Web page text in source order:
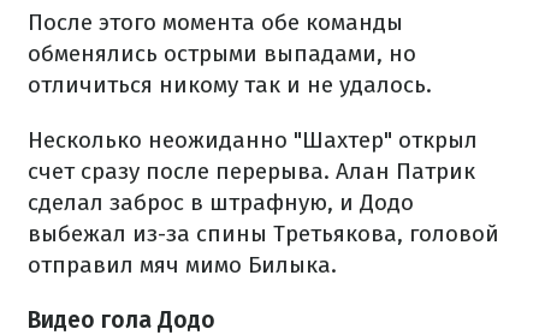
После этого момента обе команды
обменялись острыми выпадами, но
отличиться никому так и не удалось.
Несколько неожиданно "Шахтер" открыл
счет сразу после перерыва. Алан Патрик
сделал заброс в штрафную, и Додо
выбежал из-за спины Третьякова, головой
отправил мяч мимо Билыка.
Видео гола Додо